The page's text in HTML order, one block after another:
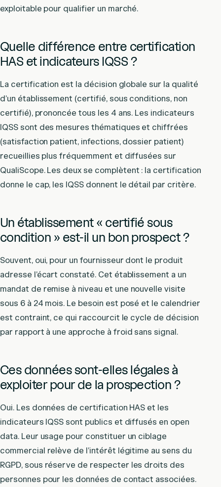
exploitable pour qualifier un marché.
Quelle différence entre certification
HAS et indicateurs IQSS ?
La certification est la décision globale sur la qualité
d’un établissement (certifié, sous conditions, non
certifié), prononcée tous les 4 ans. Les indicateurs
IQSS sont des mesures thématiques et chiffrées
(satisfaction patient, infections, dossier patient)
recueillies plus fréquemment et diffusées sur
QualiScope. Les deux se complètent : la certification
donne le cap, les IQSS donnent le détail par critère.
Un établissement « certifié sous
condition » est-il un bon prospect ?
Souvent, oui, pour un fournisseur dont le produit
adresse l’écart constaté. Cet établissement a un
mandat de remise à niveau et une nouvelle visite
sous 6 à 24 mois. Le besoin est posé et le calendrier
est contraint, ce qui raccourcit le cycle de décision
par rapport à une approche à froid sans signal.
Ces données sont-elles légales à
exploiter pour de la prospection ?
Oui. Les données de certification HAS et les
indicateurs IQSS sont publics et diffusés en open
data. Leur usage pour constituer un ciblage
commercial relève de l’intérêt légitime au sens du
RGPD, sous réserve de respecter les droits des
personnes pour les données de contact associées.